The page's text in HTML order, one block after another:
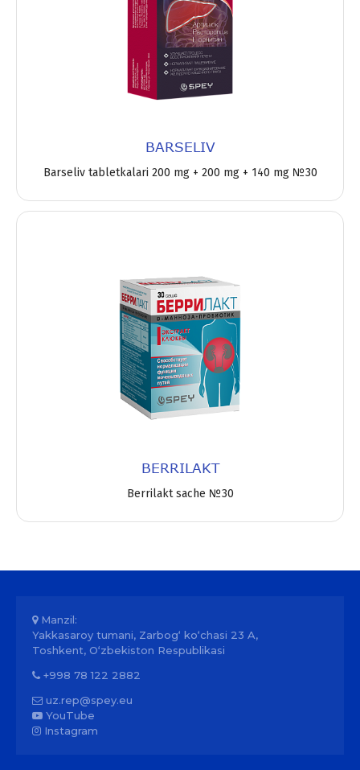
BARSELIV
Barseliv tabletkalari 200 mg + 200 mg + 140 mg №30
BERRILAKT
Berrilakt sache №30
Manzil:
Yakkasaroy tumani, Zarbog‘ ko‘chasi 23 A,
Toshkent, O‘zbekiston Respublikasi
+998 78 122 2882
uz.rep@spey.eu
YouTube
Instagram